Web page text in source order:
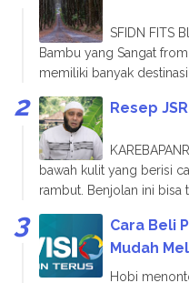
SFIDN FITS
Bambu yang Sangat
memiliki banyak destinasi
Resep
bawah kulit yang berisi
rambut. Benjolan ini bisa
Cara Beli
Mudah
Hobi